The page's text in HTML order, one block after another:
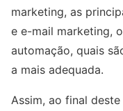
marketing, as
e e-mail marketing,
automação, quais
a mais adequada.
Assim, ao final